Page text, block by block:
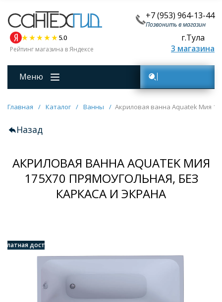
+7 (953) 964-13-44
Позвонить в магазин
5.0
Рейтинг магазина в Яндексе
г.Тула
3 магазина
Меню
Главная / Каталог / Ванны / Акриловая ванна Aquatek Мия
Назад
АКРИЛОВАЯ ВАННА AQUATEK МИЯ
175X70 ПРЯМОУГОЛЬНАЯ, БЕЗ
КАРКАСА И ЭКРАНА
доставка